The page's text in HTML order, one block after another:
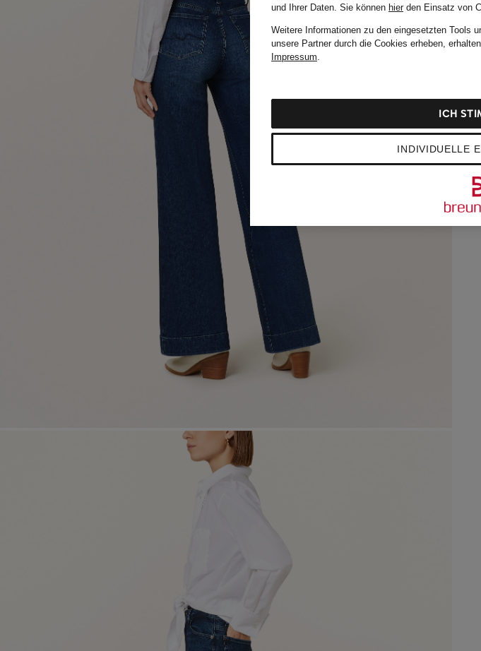
und Ihrer Daten. Sie können hierden Einsatz von
Weitere Informationen zu den eingesetzten Tools
unsere Partner durch die Cookies erheben,
Impressum.
INDIVIDUELLE
ICH